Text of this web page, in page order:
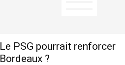
Le PSG pourrait renforcer
Bordeaux ?